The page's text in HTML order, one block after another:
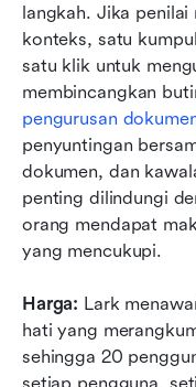
langkah. Jika penilai
konteks, satu
satu klik untuk
pengurusan
penyuntingan
dokumen, dan
penting dilindungi
orang mendapat
yang mencukupi.
Harga: Lark
hati yang
sehingga 20
setiap pengguna,